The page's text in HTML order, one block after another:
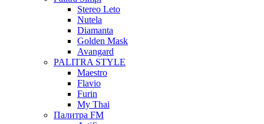
Stereo Leto
Nutela
Diamanta
Golden Mask
Avangard
PALITRA STYLE
Maestro
Flavio
Furin
My Thai
Палитра FM